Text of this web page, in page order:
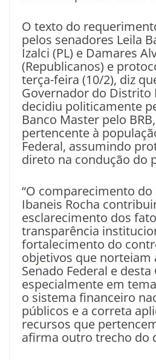
O texto do
pelos senadores Leila
Izalci (PL) e Damares
(Republicanos) e
terça-feira (10/2), diz
Governador do Distrito
decidiu politicamente
Banco Master pelo
pertencente à
Federal, assumindo
direto na condução do
“O comparecimento
Ibaneis Rocha
esclarecimento dos
transparência
fortalecimento do
objetivos que norteiam
Senado Federal e desta
especialmente em
o sistema financeiro
públicos e a correta
recursos que
afirma outro trecho do